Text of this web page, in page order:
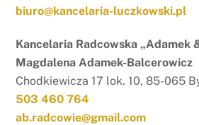
biuro@kancelaria-luczkowski.pl
Kancelaria Radcowska „Adamek
Magdalena Adamek-Balcerowicz
Chodkiewicza 17 lok. 10, 85-065
503 460 764
ab.radcowie@gmail.com